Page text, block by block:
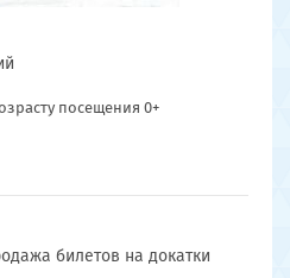
посещения 0+
билетов на докатки